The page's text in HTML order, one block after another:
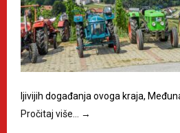
ljivijih događanja ovoga kraja,
Pročitaj više…
→